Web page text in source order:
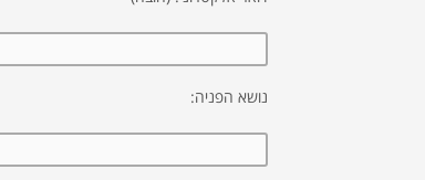
נושא הפניה: